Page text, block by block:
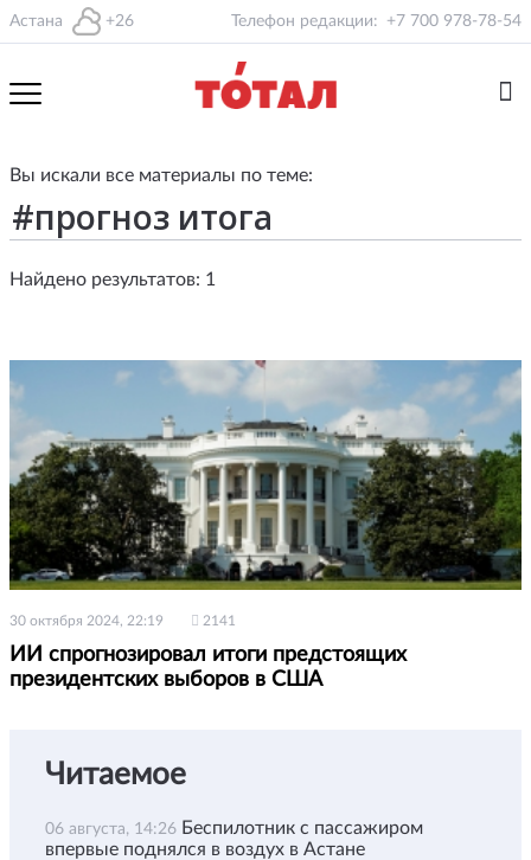
Астана +26 Телефон редакции: +7 700 978-78-54
Вы искали все материалы по теме:
Найдено результатов: 1
30 октября 2024, 22:19 2141
ИИ спрогнозировал итоги предстоящих
президентских выборов в США
Читаемое
06 августа, 14:26 Беспилотник с пассажиром
впервые поднялся в воздух в Астане